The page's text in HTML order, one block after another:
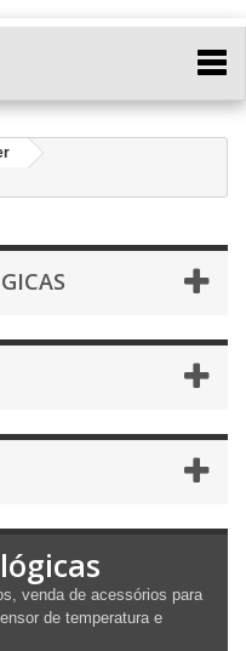
venda de acessórios para
de temperatura e